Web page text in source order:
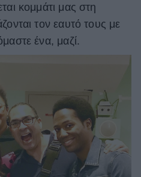
κομμάτι μας στη
τον εαυτό τους με
ένα, μαζί.